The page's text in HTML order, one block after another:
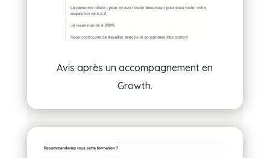
Avis après un accompagnement en
Growth.